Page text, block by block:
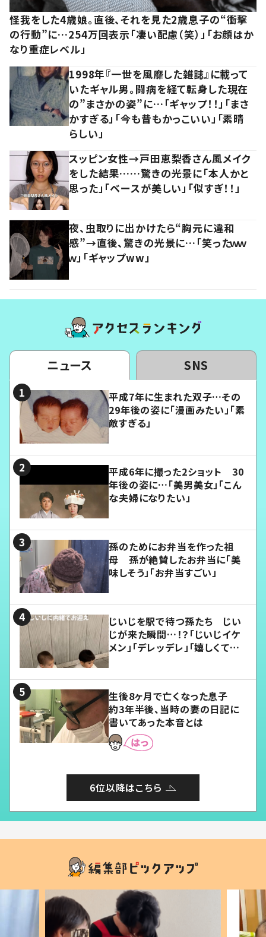
怪我をした4歳娘。直後、それを見た2歳息子の“衝撃
の行動”に…254万回表示「凄い配慮（笑）」「お顔はか
なり重症レベル」
1998年『一世を風靡した雑誌』に載って
いたギャル男。闘病を経て転身した現在
の”まさかの姿”に…「ギャップ！！」「まさ
かすぎる」「今も昔もかっこいい」「素晴
らしい」
スッピン女性→戸田恵梨香さん風メイク
をした結果……驚きの光景に「本人かと
思った」「ベースが美しい」「似すぎ！！」
夜、虫取りに出かけたら“胸元に違和
感”→直後、驚きの光景に…「笑ったｗｗ
ｗ」「ギャップww」
ニュース SNS
平成7年に生まれた双子…その
29年後の姿に「漫画みたい」「素
敵すぎる」
平成6年に撮った2ショット 30
年後の姿に…「美男美女」「こん
な夫婦になりたい」
孫のためにお弁当を作った祖
母 孫が絶賛したお弁当に「美
味しそう」「お弁当すごい」
じいじを駅で待つ孫たち じい
じが来た瞬間…！？「じいじイケ
メン」「デレッデレ」「嬉しくて可
生後8ヶ月で亡くなった息子
約3年半後、当時の妻の日記に
書いてあった本音とは
6位以降はこちら